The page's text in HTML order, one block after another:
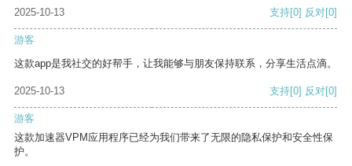
2025-10-13
支持[0] 反对[0]
游客
这款app是我社交的好帮手，让我能够与朋友保持联系，分享生活点滴。
2025-10-13 支持[0] 反对[0]
游客
这款加速器VPM应用程序已经为我们带来了无限的隐私保护和安全性保
护。